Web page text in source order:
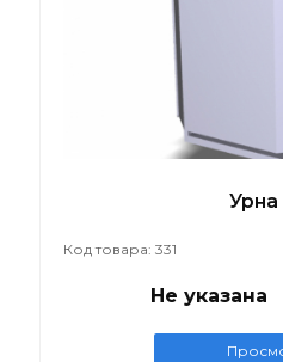
Урна
Код товара: 331
Не указана